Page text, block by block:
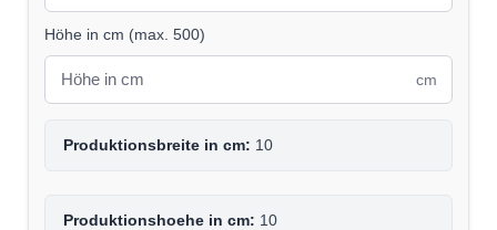
Höhe in cm (max. 500)
cm
Produktionsbreite in cm: 10
Produktionshoehe in cm: 10